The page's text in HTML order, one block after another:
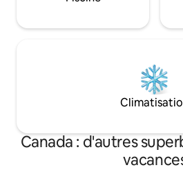
Canada : d'autres